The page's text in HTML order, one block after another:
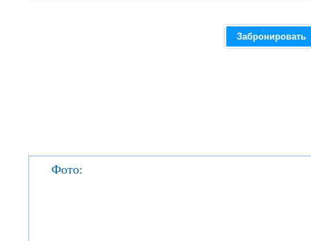
Забронировать
Фото: